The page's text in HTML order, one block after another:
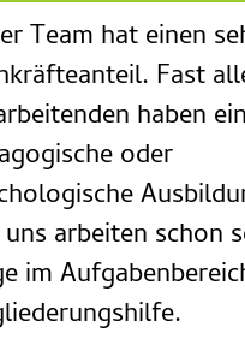
Team hat einen
Fast
haben
oder
arbeiten schon
im